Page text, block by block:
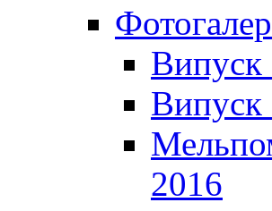
Випуск
Випуск
2016